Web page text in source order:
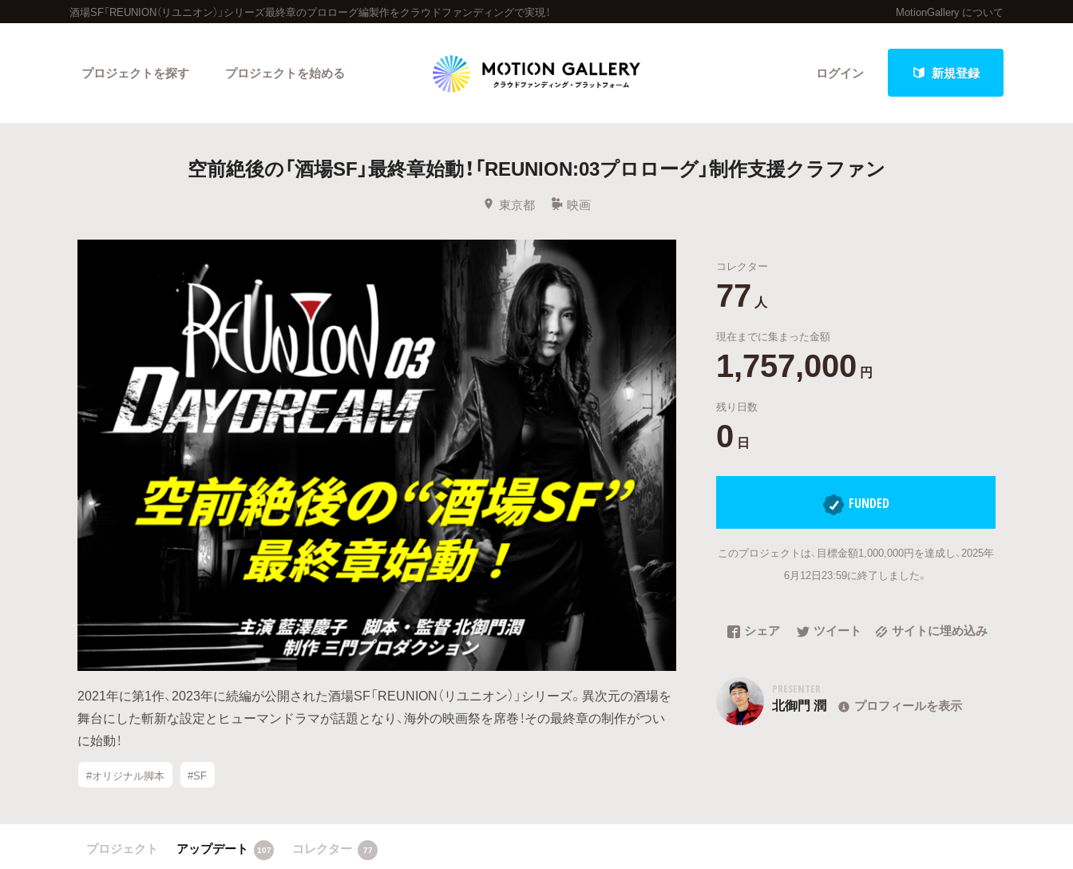
酒場SF「REUNION（リユニオン）」シリーズ最終章のプロローグ編製作をクラウドファンディングで実現！ MotionGallery について
ログイン 新規登録
プロジェクトを探す
人気のプロジェクト 新着プロジェクト 終了間近のプロジェクト
Feature
キュレーターから探す 最新進捗報告から探す
Legendary
最新達成プロジェクト 調達額が大きいプロジェクト
プロジェクトを始める
空前絶後の「酒場SF」最終章始動！「REUNION:03プロローグ」制作支援クラファン
東京都 映画
2021年に第1作、2023年に続編が公開された酒場SF「REUNION（リユニオン）」シリーズ。異次元の酒場を
舞台にした斬新な設定とヒューマンドラマが話題となり、海外の映画祭を席巻！その最終章の制作がつい
に始動！
#オリジナル脚本 #SF
コレクター
77 人
現在までに集まった金額
1,757,000 円
残り日数
0 日
FUNDED
このプロジェクトは、目標金額1,000,000円を達成し、2025年
6月12日23:59に終了しました。
シェア ツイート サイトに埋め込み
PRESENTER
北御門 潤 プロフィールを表示
プロジェクト アップデート 107 コレクター 77